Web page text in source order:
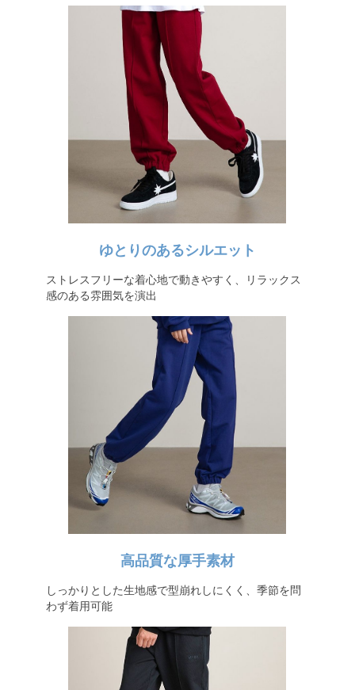
ゆとりのあるシルエット
ストレスフリーな着心地で動きやすく、リラックス
感のある雰囲気を演出
高品質な厚手素材
しっかりとした生地感で型崩れしにくく、季節を問
わず着用可能